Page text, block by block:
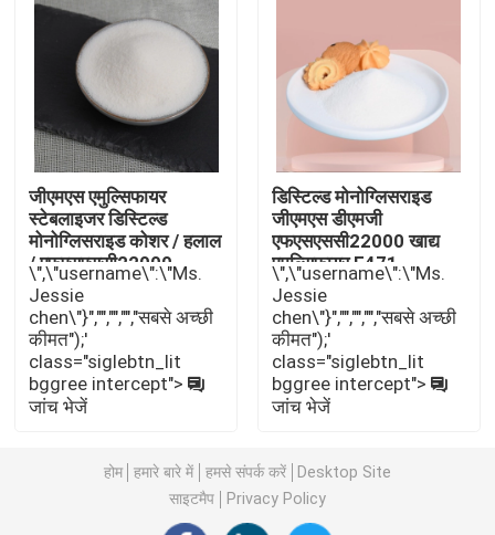
एक उद्धरण का अनुरोध करें
E471 खाद्य पायसीकारी
खाद्य ग्रेड पायसीकारी
प्राकृतिक खाद्य पायसीकारी
डिस्टिल्ड मोनोग्लिसराइड
मोनो और डाइग्लिसराइड्स
केक इम्प्रूव इमल्सीफायर
जीएमएस एमुल्सिफायर
स्टेबलाइजर डिस्टिल्ड
मोनोग्लिसराइड कोशर / हलाल
/ एफएसएससी22000
प्रमाणन
\",\"username\":\"Ms.
Jessie
chen\"}","","","","सबसे अच्छी
कीमत");'
class="siglebtn_lit
bggree intercept">
जांच भेजें
डिस्टिल्ड मोनोग्लिसराइड
जीएमएस डीएमजी
एफएसएससी22000 खाद्य
एमुल्सिफायर E471
\",\"username\":\"Ms.
Jessie
chen\"}","","","","सबसे अच्छी
कीमत");'
class="siglebtn_lit
bggree intercept">
जांच भेजें
होम हमारे बारे में हमसे संपर्क करें
Desktop Site
साइटमैप
Privacy Policy